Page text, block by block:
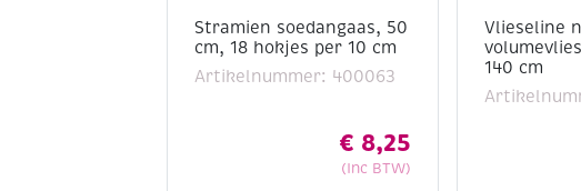
Stramien soedangaas, 50
cm, 18 hokjes per 10 cm
Artikelnummer: 400063
€ 8,25
(Inc BTW)
Vlieseline
140 cm